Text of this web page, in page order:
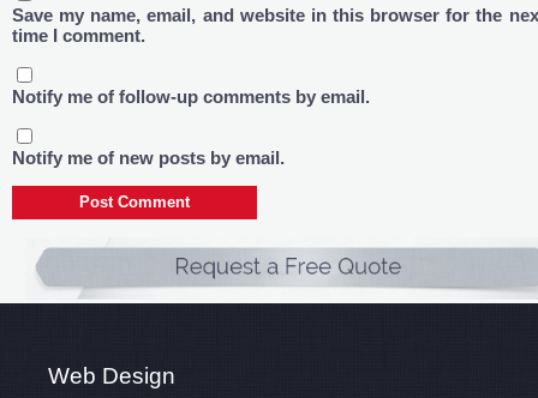
Save my name, email, and website in this browser for the
time I comment.
Notify me of follow-up comments by email.
Notify me of new posts by email.
Web Design